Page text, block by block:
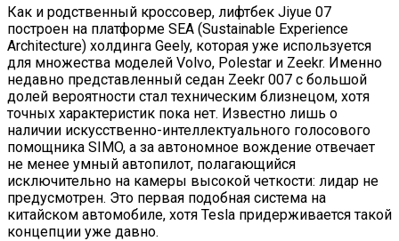
Как и родственный кроссовер, лифтбек Jiyue 07
построен на платформе SEA (Sustainable Experience
Architecture) холдинга Geely, которая уже используется
для множества моделей Volvo, Polestar и Zeekr. Именно
недавно представленный седан Zeekr 007 с большой
долей вероятности стал техническим близнецом, хотя
точных характеристик пока нет. Известно лишь о
наличии искусственно-интеллектуального голосового
помощника SIMO, а за автономное вождение отвечает
не менее умный автопилот, полагающийся
исключительно на камеры высокой четкости: лидар не
предусмотрен. Это первая подобная система на
китайском автомобиле, хотя Tesla придерживается такой
концепции уже давно.